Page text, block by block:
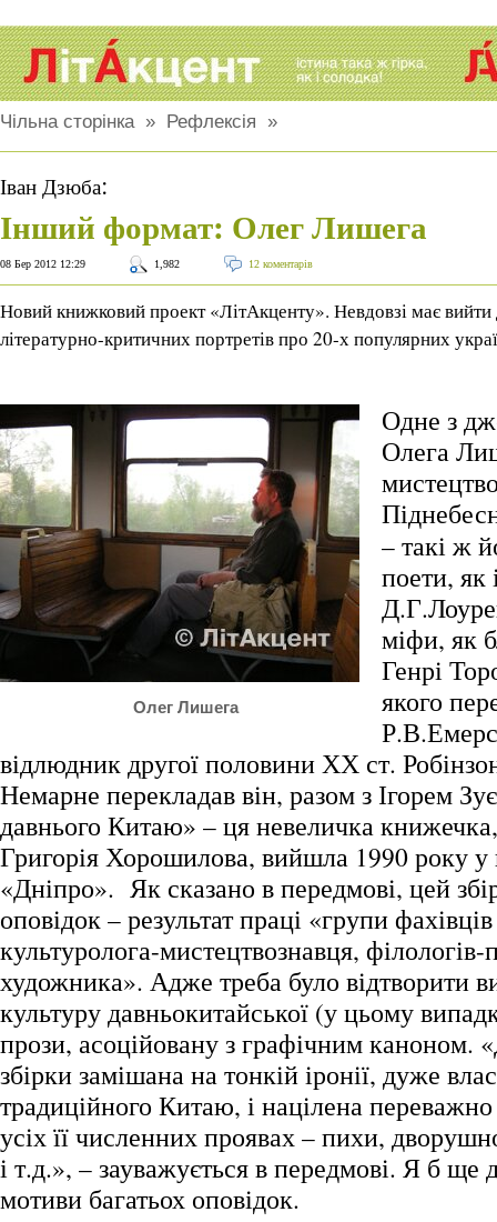
Чільна сторінка» Рефлексія »
Іван Дзюба:
Інший формат: Олег Лишега
08 Бер 2012 12:29 1,982 12 коментарів
Новий книжковий проект «ЛітАкценту». Невдовзі має
літературно-критичних портретів про 20-х популярних
Олег Лишега
Одне з
Олега
– такі ж
поети, як
міфи, як
Генрі
якого
відлюдник другої половини ХХ ст.
Немарне перекладав він, разом з Ігорем
давнього Китаю» – ця невеличка
Григорія Хорошилова, вийшла 1990 року у
«Дніпро». Як сказано в передмові, цей
оповідок – результат праці «групи
культуролога-мистецтвознавця, філологів-
художника». Адже треба було відтворити
культуру давньокитайської (у цьому
прози, асоційовану з графічним каноном.
збірки замішана на тонкій іронії, дуже
традиційного Китаю, і націлена
усіх її численних проявах – пихи,
і т.д.», – зауважується в передмові. Я б ще
мотиви багатьох оповідок.